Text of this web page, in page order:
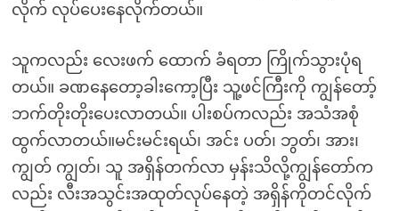
လိုက် လုပ်ပေးနေလိုက်တယ်။
သူကလည်း လေးဖက် ထောက် ခံရတာ ကြိုက်သွားပုံရ
တယ်။ ခဏနေတော့ခါးကော့ပြီး သူ့ဖင်ကြီးကို ကျွန်တော့်
ဘက်တိုးတိုးပေးလာတယ်။ ပါးစပ်ကလည်း အသံအစုံ
ထွက်လာတယ်။မင်းမင်းရယ်၊ အင်း ပတ်၊ ဘွတ်၊ အား၊
ကျွတ် ကျွတ်၊ သူ အရှိန်တက်လာ မှန်းသိလို့ကျွန်တော်က
လည်း လီးအသွင်းအထုတ်လုပ်နေတဲ့ အရှိန်ကိုတင်လိုက်